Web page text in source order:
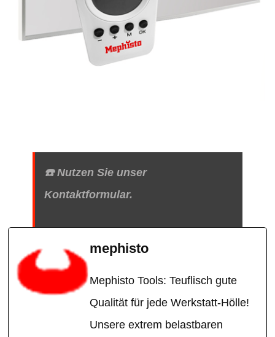
☎️ Nutzen Sie unser
Kontaktformular.
mephisto
Mephisto Tools: Teuflisch gute
Qualität für jede Werkstatt-Hölle!
Unsere extrem belastbaren